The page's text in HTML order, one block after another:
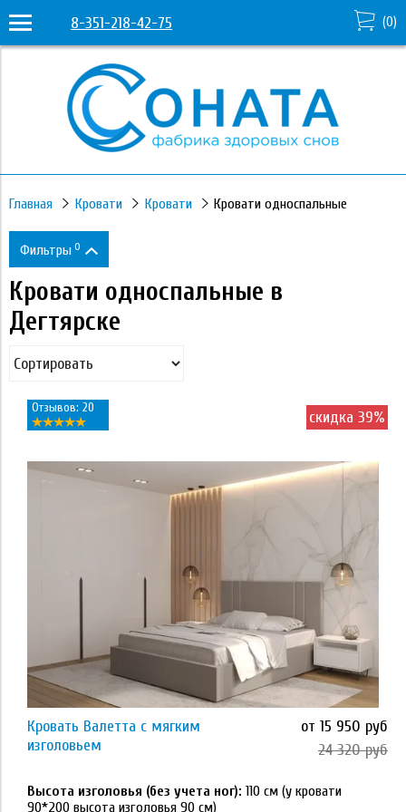
8-351-218-42-75 (0)
Главная Кровати Кровати Кровати односпальные
Фильтры 0
Цена
80*180
80*200
90*190
90*200
120*200
Применить
Тип основания
Кровати односпальные в
Дегтярске
Отзывов: 20
скидка 39%
Кровать Валетта с мягким
изголовьем
от 15 950 руб
24 320 руб
Высота изголовья (без учета ног): 110 см (у кровати
90*200 высота изголовья 90 см)